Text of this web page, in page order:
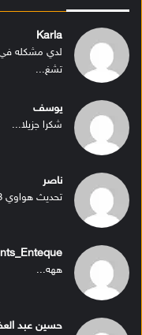
Karla
لدي مشكله في
تشغ...
يوسف
شكرا جزيلا...
ناصر
تحديث هواوي 8...
ههه...
حسين عبد